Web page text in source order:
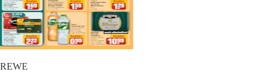
REWE